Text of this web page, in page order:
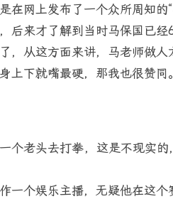
在网上发布了一个众所周知的“
后来才了解到当时马保国已经
，从这方面来讲，马老师做人
上下就嘴最硬，那我也很赞同。
个老头去打拳，这是不现实
一个娱乐主播，无疑他在这个